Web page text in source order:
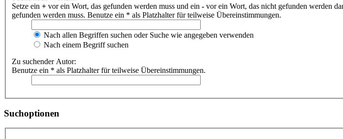
Setze ein + vor ein Wort, das gefunden werden muss und ein - vor ein Wort, das nicht gefunden werden
gefunden werden muss. Benutze ein * als Platzhalter für teilweise Übereinstimmungen.
Nach allen Begriffen suchen oder Suche wie angegeben verwenden
Nach einem Begriff suchen
Zu suchender Autor:
Benutze ein * als Platzhalter für teilweise Übereinstimmungen.
Suchoptionen